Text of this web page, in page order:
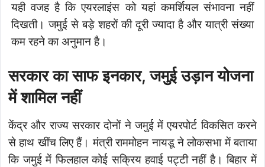
यही वजह है कि एयरलाइंस को यहां कमर्शियल संभावना नहीं
दिखती। जमुई से बड़े शहरों की दूरी ज्यादा है और यात्री संख्या
कम रहने का अनुमान है।
सरकार का साफ इनकार, जमुई उड़ान योजना
में शामिल नहीं
केंद्र और राज्य सरकार दोनों ने जमुई में एयरपोर्ट विकसित करने
से हाथ खींच लिए हैं। मंत्री राममोहन नायडू ने लोकसभा में बताया
कि जमुई में फिलहाल कोई सक्रिय हवाई पट्टी नहीं है। बिहार में